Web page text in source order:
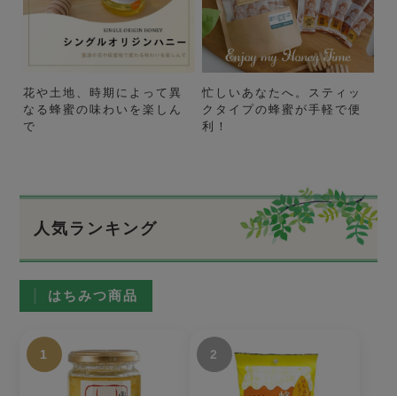
花や土地、時期によって異
なる蜂蜜の味わいを楽しん
で
忙しいあなたへ。スティッ
クタイプの蜂蜜が手軽で便
利！
人気ランキング
はちみつ商品
1 2